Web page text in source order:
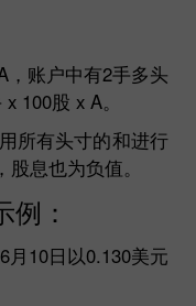
账户中有2手多头
100股 x A。
所有头寸的和进行
息也为负值。
：
10日以0.130美元